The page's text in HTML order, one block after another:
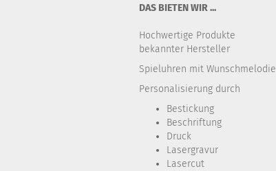
DAS BIETEN WIR ...
Hochwertige Produkte
bekannter Hersteller
Spieluhren mit Wunschmelodie
Personalisierung durch
Bestickung​
Beschriftung
Druck
Lasergravur
Lasercut